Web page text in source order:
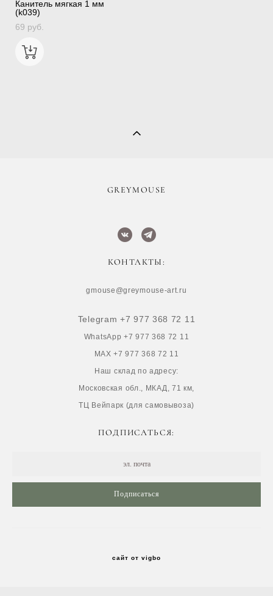
Канитель мягкая 1 мм
(k039)
69 pуб.
​GREYMOUSE
КОНТАКТЫ:
gmouse@greymouse-art.ru
Telegram +7 977 368 72 11
WhatsApp +7 977 368 72 11
MAX +7 977 368 72 11
Наш склад по адресу:
Московская обл., МКАД, 71 км,
ТЦ Вейпарк (для самовывоза)
ПОДПИСАТЬСЯ:
Подписаться
сайт от vigbo